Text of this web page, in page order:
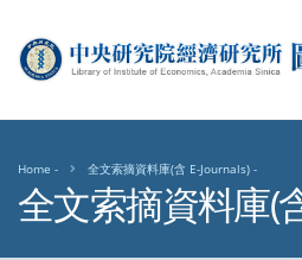
中央研究院經濟
Home 全文索摘資料庫(含 E-Journals)
全文索摘資料庫(